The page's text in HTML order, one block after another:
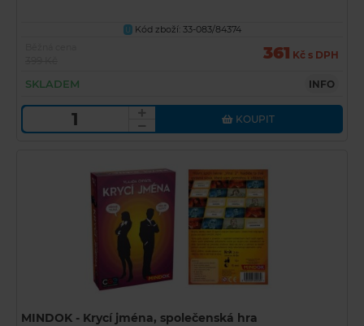
U Kód zboží: 33-083/84374
361 Kč s DPH
SKLADEM INFO
KOUPIT
MINDOK - Krycí jména, společenská hra